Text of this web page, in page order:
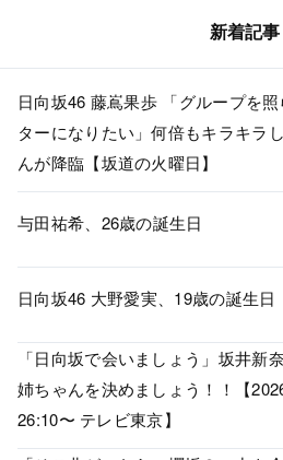
新着記事
日向坂46 藤嶌果歩 「グループを
ターになりたい」何倍もキラキラ
んが降臨【坂道の火曜日】
与田祐希、26歳の誕生日
日向坂46 大野愛実、19歳の誕生日
「日向坂で会いましょう」坂井新
姉ちゃんを決めましょう！！【
26:10〜 テレビ東京】